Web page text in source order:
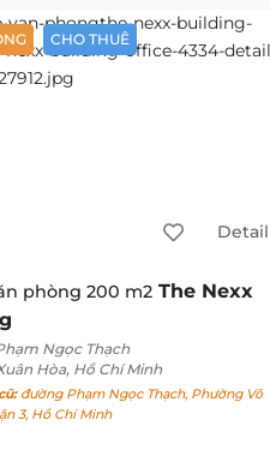
CHO THUÊ
Detail
phòng 200 m2 The Nexx
Ngọc Thạch
Hòa, Hồ Chí Minh
đường Phạm Ngọc Thạch, Phường Võ
3, Hồ Chí Minh